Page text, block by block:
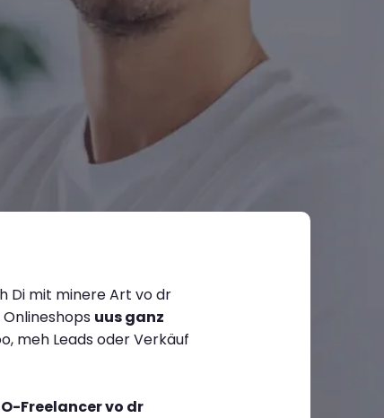
Di mit minere Art vo dr
uus ganz
meh Leads oder Verkäuf
Freelancer vo dr